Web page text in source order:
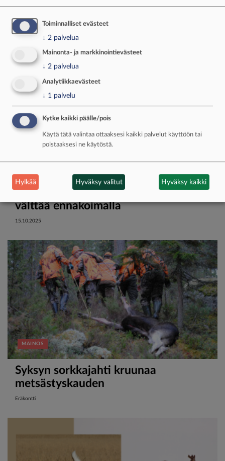
LUE MYÖS
Malttia ratissa – riistakolarin voi
välttää ennakoimalla
15.10.2025
MAINOS
Syksyn sorkkajahti kruunaa
metsästyskauden
Eräkontti
Toiminnalliset evästeet
↓ 2 palvelua
Mainonta- ja markkinointievästeet
↓ 2 palvelua
Analytiikkaevästeet
↓ 1 palvelu
Kytke kaikki päälle/pois
Käytä tätä valintaa ottaaksesi kaikki palvelut käyttöön tai
poistaaksesi ne käytöstä.
Hylkää Hyväksy valitut Hyväksy kaikki